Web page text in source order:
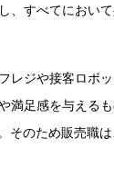
、すべてにおい
レジや接客ロボ
満足感を与える
そのため販売職